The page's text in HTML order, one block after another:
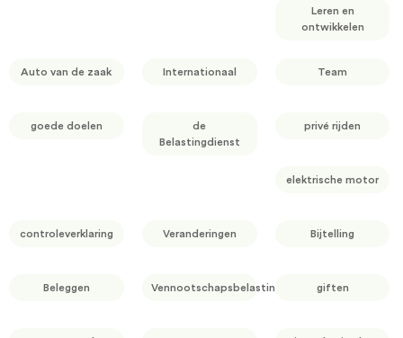
Leren en
ontwikkelen
Auto van de zaak Internationaal Team
goede doelen
de
Belastingdienst
privé rijden
elektrische motor
controleverklaring Veranderingen Bijtelling
Beleggen Vennootschapsbelasting giften